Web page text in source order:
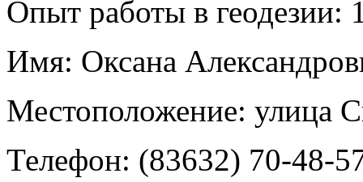
Опыт работы в геодезии:
Имя: Оксана
Местоположение: улица
Телефон: (83632) 70-48-